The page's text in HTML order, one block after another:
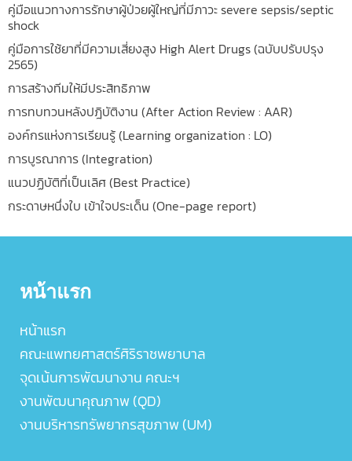
คู่มือแนวทางการรักษาผู้ป่วยผู้ใหญ่ที่มีภาวะ severe sepsis/septic
shock
คู่มือการใช้ยาที่มีความเสี่ยงสูง High Alert Drugs (ฉบับปรับปรุง
2565)
การสร้างทีมให้มีประสิทธิภาพ
การทบทวนหลังปฎิบัติงาน (After Action Review : AAR)
องค์กรแห่งการเรียนรู้ (Learning organization : LO)
การบูรณาการ (Integration)
แนวปฏิบัติที่เป็นเลิศ (Best Practice)
กระดาษหนึ่งใบ เข้าใจประเด็น (One-page report)
หน้าแรก
หน้าแรก
คณะแพทยศาสตร์ศิริราชพยาบาล
จุดเน้นการพัฒนางาน คณะฯ
งานพัฒนาคุณภาพ (QD)
งานบริหารทรัพยากรสุขภาพ (UM)